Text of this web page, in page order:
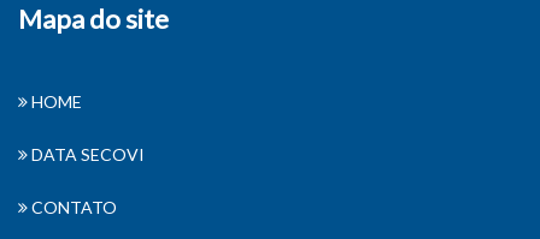
Mapa do site
HOME
DATA SECOVI
CONTATO